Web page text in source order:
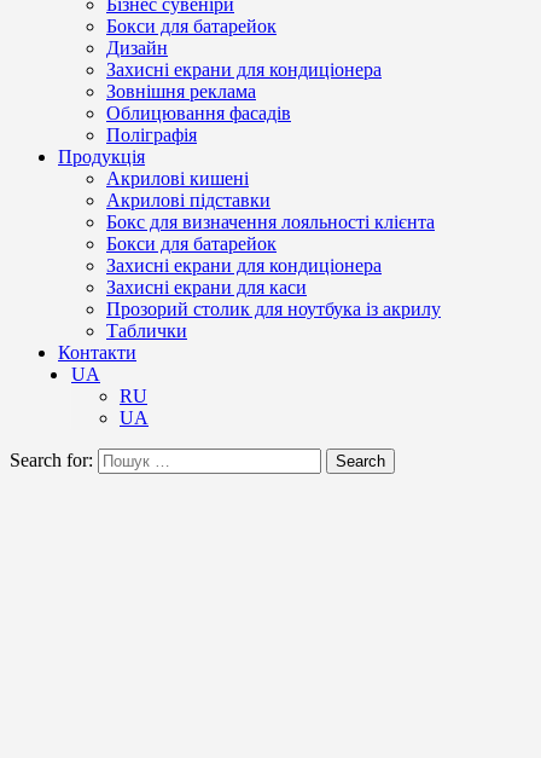
Бізнес сувеніри
Бокси для батарейок
Дизайн
Захисні екрани для кондиціонера
Зовнішня реклама
Облицювання фасадів
Поліграфія
Продукція
Акрилові кишені
Акрилові підставки
Бокс для визначення лояльності клієнта
Бокси для батарейок
Захисні екрани для кондиціонера
Захисні екрани для каси
Прозорий столик для ноутбука із акрилу
Таблички
Контакти
UA
RU
UA
Search for: Search